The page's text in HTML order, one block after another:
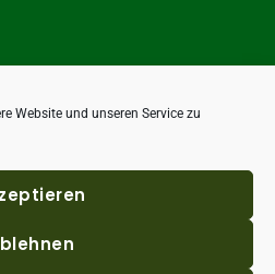
Website und unseren Service zu
Fester - Marsberg /